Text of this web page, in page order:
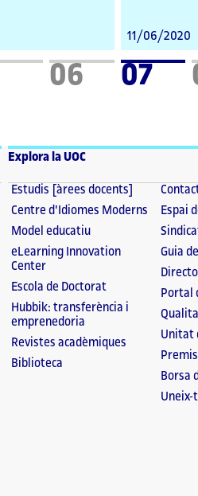
11/06/2020
06 07
Explora la UOC
Estudis [àrees docents]
Centre d'Idiomes Moderns
Model educatiu
eLearning Innovation
Center
Escola de Doctorat
Hubbik: transferència i
emprenedoria
Revistes acadèmiques
Biblioteca
Espai
Guia
Portal
Unitat
Borsa
Uneix-